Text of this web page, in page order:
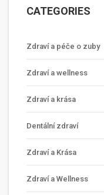
CATEGORIES
Zdraví a péče o zuby
Zdraví a wellness
Zdraví a krása
Dentální zdraví
Zdraví a Krása
Zdraví a Wellness